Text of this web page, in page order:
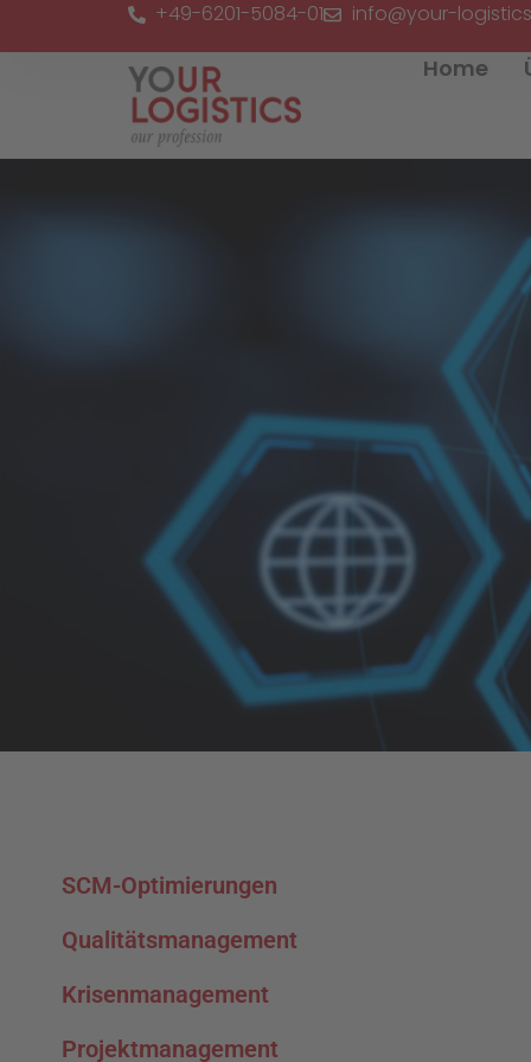
+49-6201-5084-01 info@your-
Home
SCM-Optimierungen
Qualitätsmanagement
Krisenmanagement
Projektmanagement